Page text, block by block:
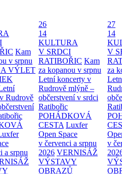
Kam
v srpnu
VÝLET
Rudrově
a srpnu
26
14
KULTURA
V SRDCI
RATIBOŘIC Kam
za kopanou v srpnu
Letní koncerty v
Rudrově mlýně –
občerstvení v srdci
Ratibořic
POHÁDKOVÁ
CESTA Luxfer
Open Space
v červenci a srpnu
2026 VERNISÁŽ
VÝSTAVY
OBRAZŮ
27
14
V
za
v